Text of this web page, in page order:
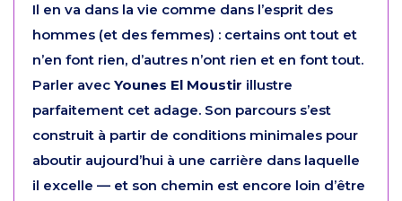
Il en va dans la vie comme dans l’esprit des
hommes (et des femmes) : certains ont tout et
n’en font rien, d’autres n’ont rien et en font tout.
Parler avec Younes El Moustir illustre
parfaitement cet adage. Son parcours s’est
construit à partir de conditions minimales pour
aboutir aujourd’hui à une carrière dans laquelle
il excelle — et son chemin est encore loin d’être